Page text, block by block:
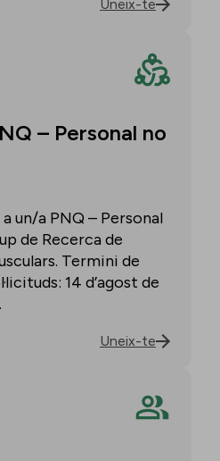
Uneix-te
– Personal no
un/a PNQ – Personal
de Recerca de
Termini de
14 d’agost de
Uneix-te